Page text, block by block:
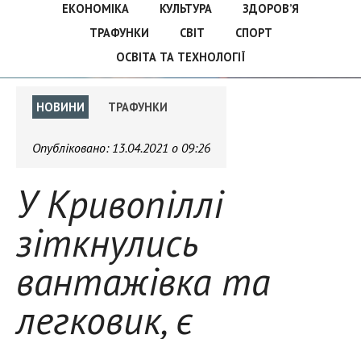
ЕКОНОМІКА
КУЛЬТУРА
ЗДОРОВ’Я
ТРАФУНКИ
СВІТ
СПОРТ
ОСВІТА ТА ТЕХНОЛОГІЇ
НОВИНИ ТРАФУНКИ
Опубліковано: 13.04.2021 о 09:26
У Кривопіллі
зіткнулись
вантажівка та
легковик, є